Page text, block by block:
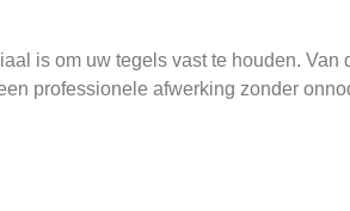
is om uw tegels vast te houden. Van
professionele afwerking zonder